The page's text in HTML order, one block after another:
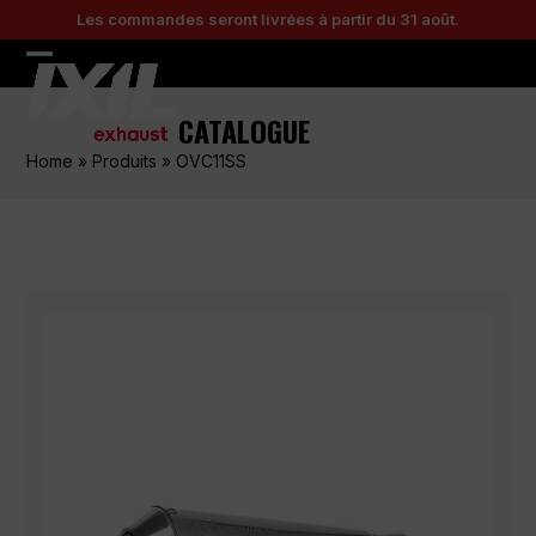
to
content
Les commandes seront livrées à partir du 31 août.
Open
menu
Close
menu
CATALOGUE
Home » Produits » OVC11SS